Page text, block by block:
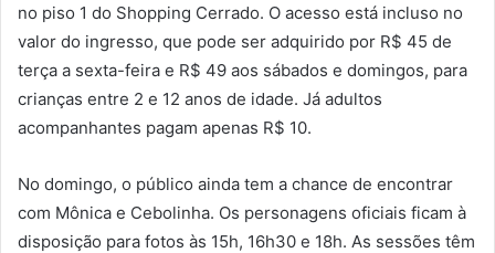
no piso 1 do Shopping Cerrado. O acesso está incluso no
valor do ingresso, que pode ser adquirido por R$ 45 de
terça a sexta-feira e R$ 49 aos sábados e domingos, para
crianças entre 2 e 12 anos de idade. Já adultos
acompanhantes pagam apenas R$ 10.
No domingo, o público ainda tem a chance de encontrar
com Mônica e Cebolinha. Os personagens oficiais ficam à
disposição para fotos às 15h, 16h30 e 18h. As sessões têm